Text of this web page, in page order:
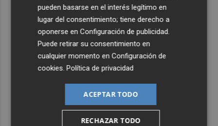
pueden basarse en el interés legítimo en
lugar del consentimiento; tiene derecho a
oponerse enConfiguración de publicidad
Puede retirar su consentimiento en
cualquier momento enConfiguración de
cookies .Política de privacidad
ACEPTAR TODO
RECHAZAR TODO